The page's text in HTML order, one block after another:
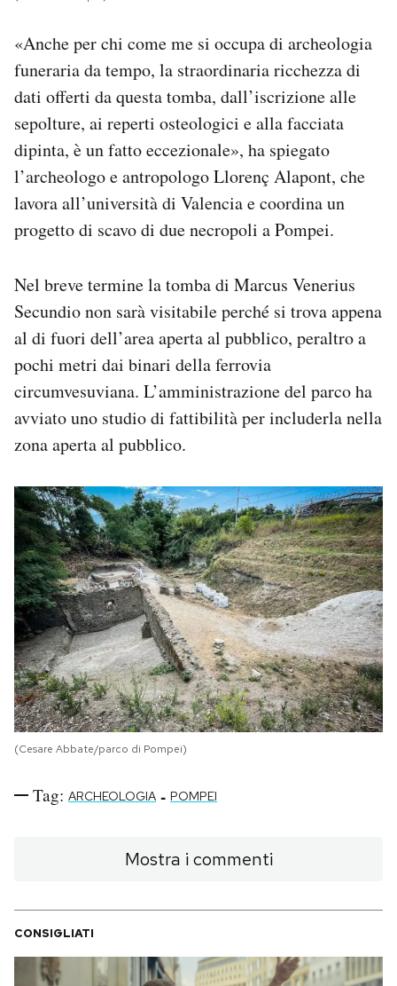
«Anche per chi come me si occupa di archeologia
funeraria da tempo, la straordinaria ricchezza di
dati offerti da questa tomba, dall’iscrizione alle
sepolture, ai reperti osteologici e alla facciata
dipinta, è un fatto eccezionale», ha spiegato
l’archeologo e antropologo Llorenç Alapont, che
lavora all’università di Valencia e coordina un
progetto di scavo di due necropoli a Pompei.
Nel breve termine la tomba di Marcus Venerius
Secundio non sarà visitabile perché si trova appena
al di fuori dell’area aperta al pubblico, peraltro a
pochi metri dai binari della ferrovia
circumvesuviana. L’amministrazione del parco ha
avviato uno studio di fattibilità per includerla nella
zona aperta al pubblico.
(Cesare Abbate/parco di Pompei)
Tag: ARCHEOLOGIA - POMPEI
Mostra i commenti
CONSIGLIATI